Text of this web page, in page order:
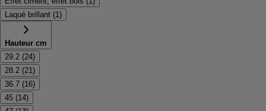
Laqué brillant (1)
Hauteur cm
29.2 (24)
28.2 (21)
36.7 (16)
45 (14)